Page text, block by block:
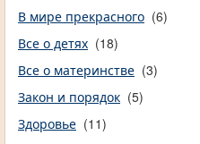
В мире прекрасного (6)
Все о детях (18)
Все о материнстве (3)
Закон и порядок (5)
Здоровье (11)